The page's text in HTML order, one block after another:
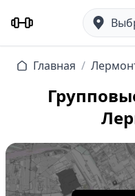
Главная /